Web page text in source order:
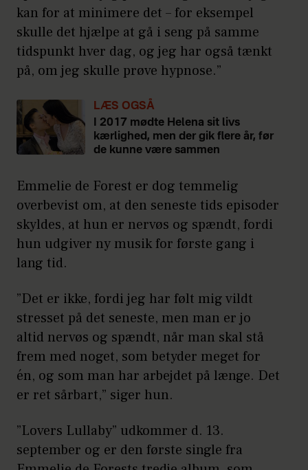
Kilde: Sundhed.dkog videnskab.dk
kan for at minimere det – for eksempel
skulle det hjælpe at gå i seng på samme
tidspunkt hver dag, og jeg har også tænkt
på, om jeg skulle prøve hypnose.”
LÆS OGSÅ
I 2017 mødte Helena sit livs
kærlighed, men der gik flere år, før
de kunne være sammen
Emmelie de Forest er dog temmelig
overbevist om, at den seneste tids episoder
skyldes, at hun er nervøs og spændt, fordi
hun udgiver ny musik for første gang i
lang tid.
”Det er ikke, fordi jeg har følt mig vildt
stresset på det seneste, men man er jo
altid nervøs og spændt, når man skal stå
frem med noget, som betyder meget for
én, og som man har arbejdet på længe. Det
er ret sårbart,” siger hun.
”Lovers Lullaby” udkommer d. 13.
september og er den første single fra